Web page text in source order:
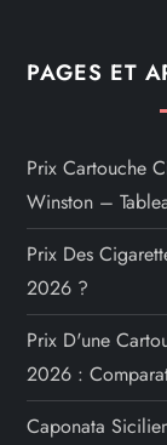
PAGES ET
Prix Cartouche
Winston –
Prix Des
2026 ?
Prix D'une
2026 :
Caponata